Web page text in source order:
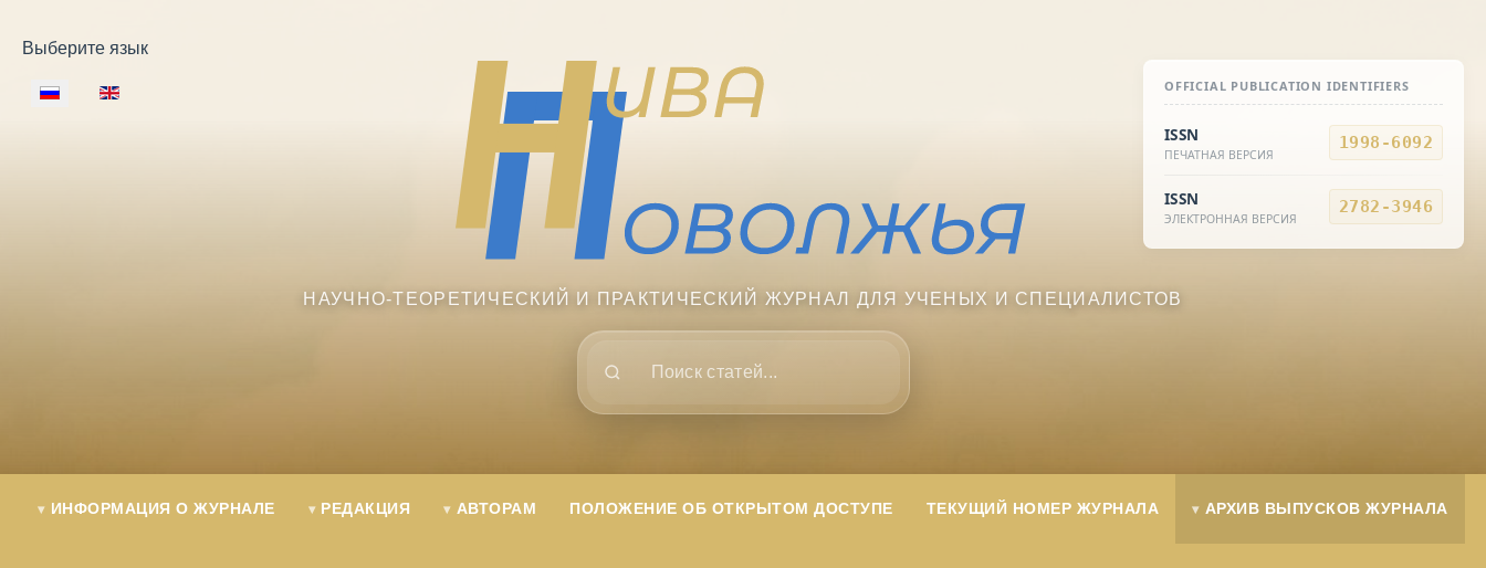
Выберите язык
OFFICIAL PUBLICATION IDENTIFIERS
ISSN
ПЕЧАТНАЯ ВЕРСИЯ
1998-6092
ISSN
ЭЛЕКТРОННАЯ ВЕРСИЯ
2782-3946
НАУЧНО-ТЕОРЕТИЧЕСКИЙ И ПРАКТИЧЕСКИЙ ЖУРНАЛ ДЛЯ УЧЕНЫХ И СПЕЦИАЛИСТОВ
ИНФОРМАЦИЯ О ЖУРНАЛЕ РЕДАКЦИЯ АВТОРАМ ПОЛОЖЕНИЕ ОБ ОТКРЫТОМ ДОСТУПЕ ТЕКУЩИЙ НОМЕР ЖУРНАЛА АРХИВ ВЫПУСКОВ ЖУРНАЛА